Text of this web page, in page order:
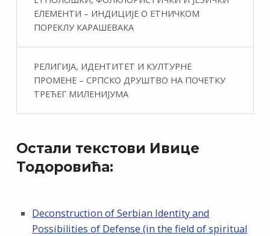
ЕЛЕМЕНТИ – ИНДИЦИЈЕ О ЕТНИЧКОМ
ПОРЕКЛУ КАРАШЕВАКА
РЕЛИГИЈА, ИДЕНТИТЕТ И КУЛТУРНЕ
ПРОМЕНЕ – СРПСКО ДРУШТВО НА ПОЧЕТКУ
ТРЕЋЕГ МИЛЕНИЈУМА
Остали текстови Ивице
Тодоровића:
Deconstruction of Serbian Identity and
Possibilities of Defense (in the field of spiritual